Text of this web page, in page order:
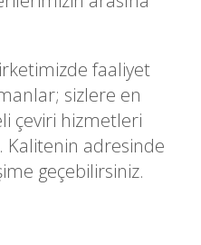
faaliyet
sizlere en
çeviri hizmetleri
Kalitenin adresinde
geçebilirsiniz.